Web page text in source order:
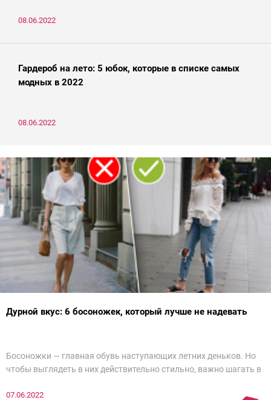
08.06.2022
Гардероб на лето: 5 юбок, которые в списке самых
модных в 2022
08.06.2022
Дурной вкус: 6 босоножек, который лучше не надевать
Босоножки — главная обувь наступающих летних деньков. Но
чтобы выглядеть в них действительно стильно, важно шагать в
сезоне лучше не надевать. Потому что они — гарант дурного
07.06.2022